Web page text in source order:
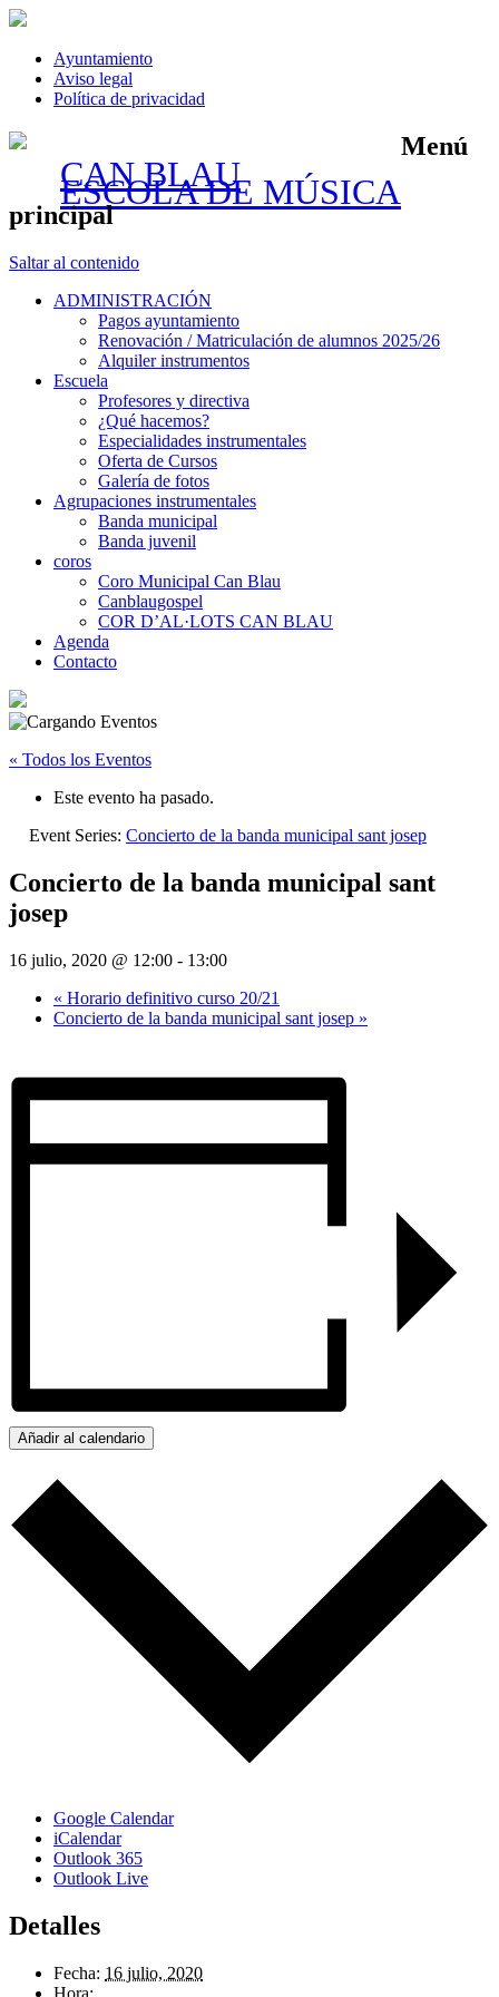
Ayuntamiento
Aviso legal
Política de privacidad
CAN BLAU
ESCOLA DE MÚSICA
Menú
principal
Saltar al contenido
ADMINISTRACIÓN
Pagos ayuntamiento
Renovación / Matriculación de alumnos 2025/26
Alquiler instrumentos
Escuela
Profesores y directiva
¿Qué hacemos?
Especialidades instrumentales
Oferta de Cursos
Galería de fotos
Agrupaciones instrumentales
Banda municipal
Banda juvenil
coros
Coro Municipal Can Blau
Canblaugospel
COR D’AL·LOTS CAN BLAU
Agenda
Contacto
« Todos los Eventos
Este evento ha pasado.
Event Series: Concierto de la banda municipal sant josep
Concierto de la banda municipal sant
josep
16 julio, 2020 @ 12:00 - 13:00
« Horario definitivo curso 20/21
Concierto de la banda municipal sant josep »
Añadir al calendario
Google Calendar
iCalendar
Outlook 365
Outlook Live
Detalles
Fecha: 16 julio, 2020